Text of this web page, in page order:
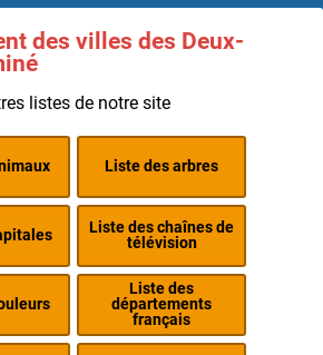
des villes des Deux-
listes de notre site
Liste des arbres
Liste des chaînes de
télévision
Liste des
départements
français